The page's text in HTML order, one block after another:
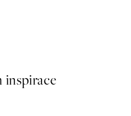
inspirace